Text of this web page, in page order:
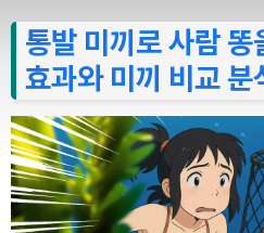
통발 미끼로 사람 똥
효과와 미끼 비교 분